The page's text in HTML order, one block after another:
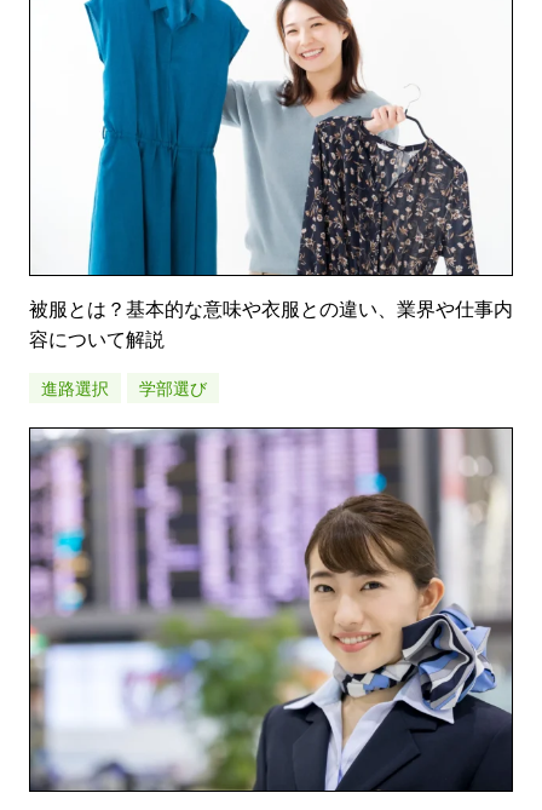
被服とは？基本的な意味や衣服との違い、業界や仕事内
容について解説
進路選択 学部選び